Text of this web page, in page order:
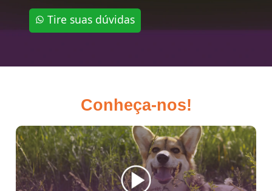
Tire suas dúvidas
Conheça-nos!